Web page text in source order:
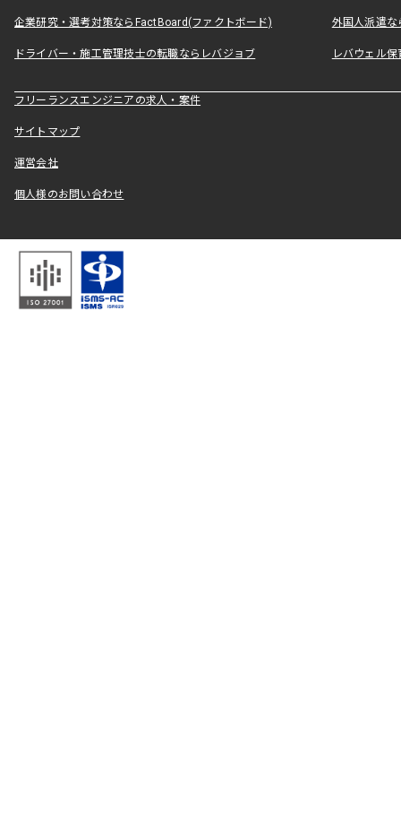
企業研究・選考対策ならFactBoard(ファクトボード) 外国人派遣な
ドライバー・施工管理技士の転職ならレバジョブ レバウェル
フリーランスエンジニアの求人・案件
サイトマップ
運営会社
個人様のお問い合わせ